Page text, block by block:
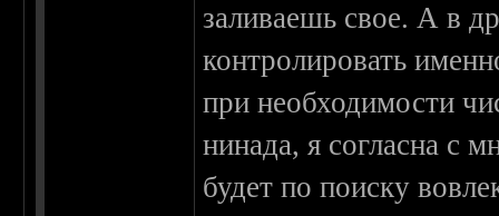
заливаешь свое. А в
контролировать
при необходимости
нинада, я согласна с
будет по поиску